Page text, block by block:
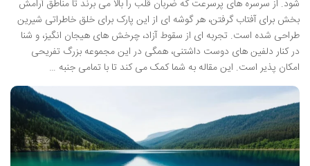
شود. از سرسره های پرسرعت که ضربان قلب را بالا می برند تا مناطق آرامش
بخش برای آفتاب گرفتن، هر گوشه ای از این پارک برای خلق خاطراتی شیرین
طراحی شده است. تجربه ای از سقوط آزاد، چرخش های هیجان انگیز، و شنا
در کنار دلفین های دوست داشتنی، همگی در این مجموعه بزرگ تفریحی
امکان پذیر است. این مقاله به شما کمک می کند تا با تمامی جنبه …